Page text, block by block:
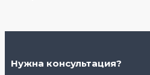
Нужна консультация?